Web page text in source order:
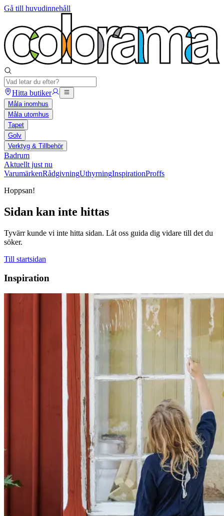
Gå till huvudinnehåll
Hitta butiker
Måla inomhus
Måla utomhus
Tapet
Golv
Verktyg & Tillbehör
Badrum
Aktuellt just nu
VarumärkenRådgivningUthyrningInspirationProffs
Hoppsan!
Sidan kan inte hittas
Tyvärr kunde vi inte hitta sidan. Låt oss guida dig vidare till det du
söker.
Till startsidan
Inspiration